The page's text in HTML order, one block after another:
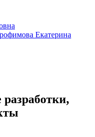
Екатерина